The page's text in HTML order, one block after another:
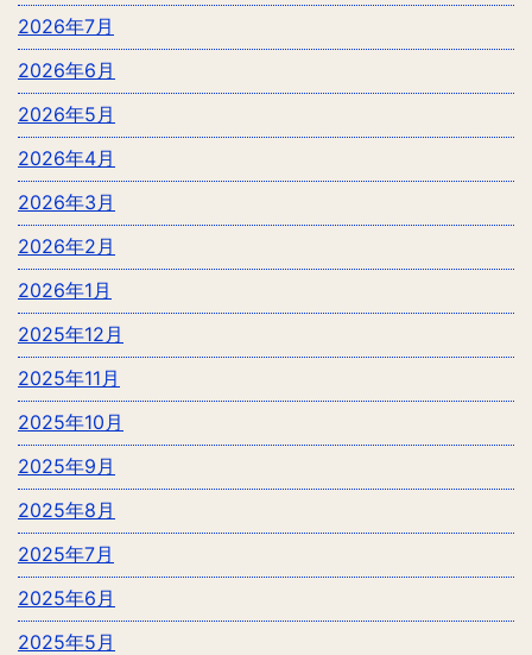
2026年7月
2026年6月
2026年5月
2026年4月
2026年3月
2026年2月
2026年1月
2025年12月
2025年11月
2025年10月
2025年9月
2025年8月
2025年7月
2025年6月
2025年5月